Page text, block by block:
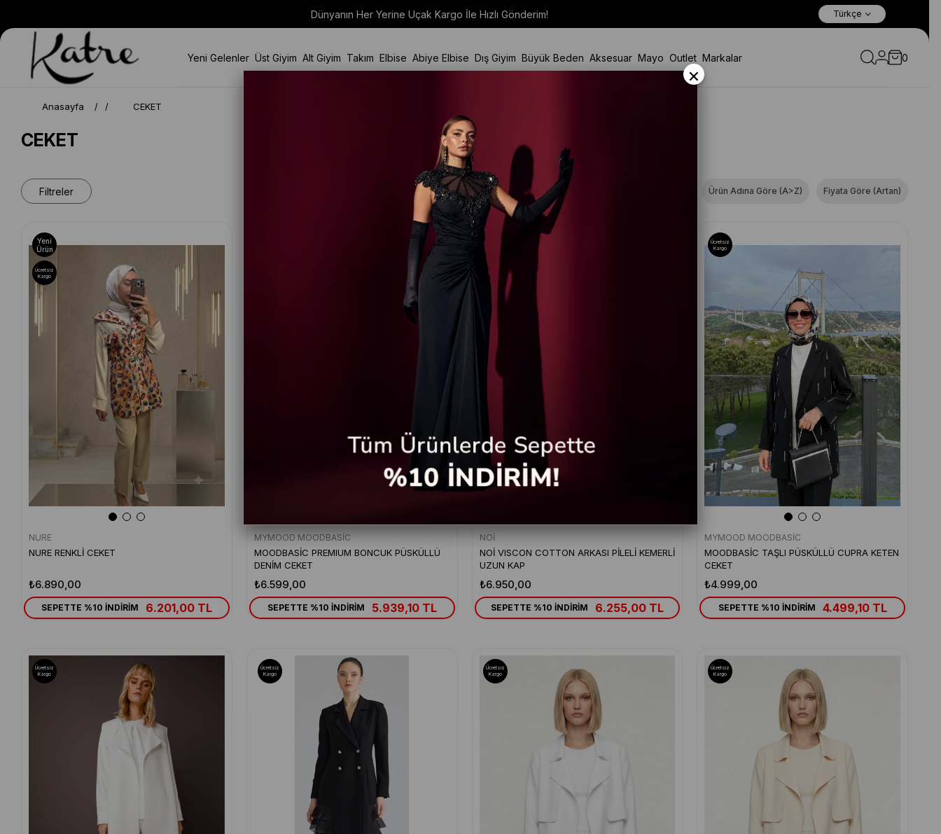
Dünyanın Her Yerine Uçak Kargo İle Hızlı Gönderim! Türkçe
Yeni Gelenler Üst Giyim Alt Giyim Takım Elbise Abiye Elbise Dış Giyim Büyük Beden Aksesuar Mayo Outlet Markalar 0
Anasayfa CEKET
CEKET
Fiyata Göre (Artan)
Ürün Adına Göre (A>Z)
Stoktakiler
40 Ürün
Filtreler
NURE
NURE RENKLİ CEKET
₺6.890,00
Yeni
Ürün
Ücretsiz
Kargo
SEPETTE %10 İNDİRİM 6.201,00 TL
MYMOOD MOODBASİC
MOODBASİC PREMIUM BONCUK PÜSKÜLLÜ
DENİM CEKET
₺6.599,00
SEPETTE %10 İNDİRİM 5.939,10 TL
NOİ
NOİ VISCON COTTON ARKASI PİLELİ KEMERLİ
UZUN KAP
₺6.950,00
Ürün
Kargo
SEPETTE %10 İNDİRİM 6.255,00 TL
MYMOOD MOODBASİC
MOODBASİC TAŞLI PÜSKÜLLÜ CUPRA KETEN
CEKET
₺4.999,00
Ücretsiz
Kargo
SEPETTE %10 İNDİRİM 4.499,10 TL
Ücretsiz
Kargo
Ücretsiz
Kargo
Ücretsiz
Kargo
Ücretsiz
Kargo
×